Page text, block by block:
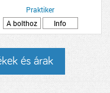
Praktiker
A bolthoz
Info
és árak